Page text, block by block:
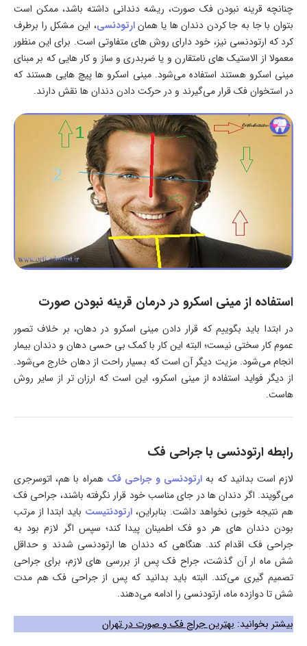
چنانچه قرینه نبودن فک صورت، ریشه دندانی داشته باشد، ممکن است
بتوان با جا به جا کردن دندان ها یا همانارتودنسی، این مشکل را برطرف
کرد که ارتودنسی نیز، خود دارای روش های متفاوتی است. برای این منظور
معمولا از الاستیک های نامتقارن و یا ضربدری و ساز و کار هایی که بر مبنای
مینی اسکرو هستند استفاده می‌شود. مینی اسکرو ها پیچ هایی هستند که
در استخوان فک قرار می‌گیرند و در حرکت دادن دندان ها نقش دارند.
استفاده از مینی اسکرو در درمان قرینه نبودن صورت
در ابتدا باید بگوییم که قرار دادن مینی اسکرو در دهان، بر خلاف تصور
عموم کار سختی نیست؛ البته این کار با کمک بی حسی دهان و دندان بیمار
انجام می‌شود. مزیت دیگر آن است که بسیار راحت از دهان خارج می‌شود.
از دیگر فواید استفاده از مینی اسکرو، این است که ارزان تر از سایر روش
هاست.
رابطه ارتودنسی با جراحی فک
لازم است بدانید که به ارتودنسی و جراحی فک همراه با هم، اتوسرجری
می‌گویند. اگر دندان ها در جای مناسب خود قرار نگرفته باشند، جراحی فک
هم نتیجه خوبی نخواهد داشت. بنابراین، ارتودنتیست باید ابتدا از مرتب
بودن دندان های هر دو فک اطمینان پیدا کند؛ سپس اگر لازم بود به
جراحی فک اقدام کند. هنگاهی که دندان ها ارتودنسی شدند و حداقل
شش ماه ار آن گذشت، جراح فک پس از بررسی های لازم، برای جراحی
تصمیم گیری می‌کند. البته باید بدانید که پس از جراحی فک هم مدت
شش تا دوازده ماه، ارتودنسی را ادامه می‌دهند.
بیشتر بخوانید: بهترین جراح فک و صورت در تهران